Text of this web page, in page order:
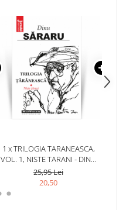
1 x TRILOGIA TARANEASCA,
VOL. 1, NISTE TARANI - DINU
SARARU
25,95 Lei
20,50